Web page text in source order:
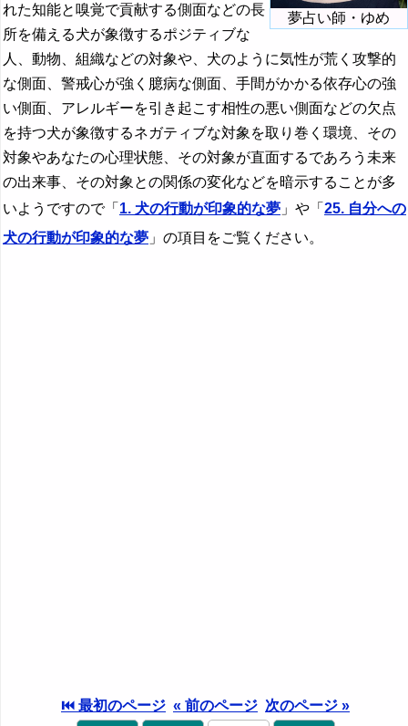
23. 犬が尻尾を振る夢 - 忠実と背信
24. 犬が地面を掘る夢 - 恩恵と不安
46. 犬に呪われる夢 - 時間やエネルギーの浪費
47. 犬に脅される夢 - 精神的負担の増大
48. 犬に助けられる夢 - 判断ミスの可能性
49. 犬に尿をかけられる夢 - 関係の発展やストーカー行
為
『た・ち』の夢
『つ～と』の夢
『な行』の夢
『は』から始まる夢
『ひ』から始まる夢
『ふ～ほ』の夢
『ま行』の夢
夢占い師・ゆめ
れた知能と嗅覚で貢献する側面などの長
所を備える犬が象徴するポジティブな
人、動物、組織などの対象や、犬のように気性が荒く攻撃的
な側面、警戒心が強く臆病な側面、手間がかかる依存心の強
い側面、アレルギーを引き起こす相性の悪い側面などの欠点
を持つ犬が象徴するネガティブな対象を取り巻く環境、その
対象やあなたの心理状態、その対象が直面するであろう未来
の出来事、その対象との関係の変化などを暗示することが多
いようですので「 1. 犬の行動が印象的な夢 」や「 25. 自分への
犬の行動が印象的な夢 」の項目をご覧ください。
⏮ 最初のページ « 前のページ 次のページ »